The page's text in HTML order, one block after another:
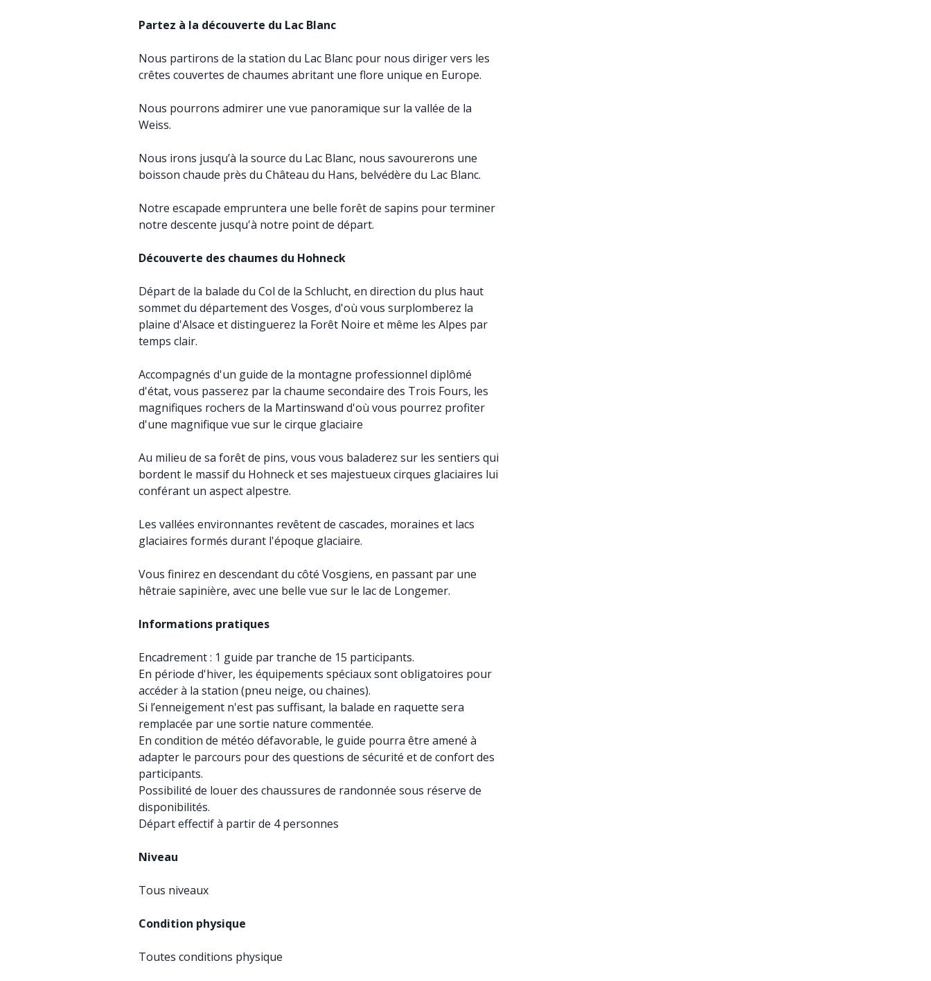
Partez à la découverte du Lac Blanc
Nous partirons de la station du Lac Blanc pour nous diriger vers les
crêtes couvertes de chaumes abritant une flore unique en Europe.
Nous pourrons admirer une vue panoramique sur la vallée de la
Weiss.
Nous irons jusqu’à la source du Lac Blanc, nous savourerons une
boisson chaude près du Château du Hans, belvédère du Lac Blanc.
Notre escapade empruntera une belle forêt de sapins pour terminer
notre descente jusqu'à notre point de départ.
Découverte des chaumes du Hohneck
Départ de la balade du Col de la Schlucht, en direction du plus haut
sommet du département des Vosges, d'où vous surplomberez la
plaine d'Alsace et distinguerez la Forêt Noire et même les Alpes par
temps clair.
Accompagnés d'un guide de la montagne professionnel diplômé
d'état, vous passerez par la chaume secondaire des Trois Fours, les
magnifiques rochers de la Martinswand d'où vous pourrez profiter
d'une magnifique vue sur le cirque glaciaire
Au milieu de sa forêt de pins, vous vous baladerez sur les sentiers qui
bordent le massif du Hohneck et ses majestueux cirques glaciaires lui
conférant un aspect alpestre.
Les vallées environnantes revêtent de cascades, moraines et lacs
glaciaires formés durant l'époque glaciaire.
Vous finirez en descendant du côté Vosgiens, en passant par une
hêtraie sapinière, avec une belle vue sur le lac de Longemer.
Informations pratiques
Encadrement : 1 guide par tranche de 15 participants.
En période d'hiver, les équipements spéciaux sont obligatoires pour
accéder à la station (pneu neige, ou chaines).
Si l’enneigement n'est pas suffisant, la balade en raquette sera
remplacée par une sortie nature commentée.
En condition de météo défavorable, le guide pourra être amené à
adapter le parcours pour des questions de sécurité et de confort des
participants.
Possibilité de louer des chaussures de randonnée sous réserve de
disponibilités.
Départ effectif à partir de 4 personnes
Niveau
Tous niveaux
Condition physique
Toutes conditions physique